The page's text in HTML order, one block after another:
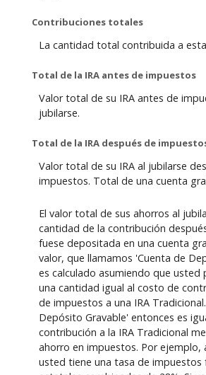
Contribuciones totales
La cantidad total contribuida a
Total de la IRA antes de impuestos
Valor total de su IRA antes de
jubilarse.
Total de la IRA después de
Valor total de su IRA al jubilarse
impuestos. Total de una cuenta
El valor total de sus ahorros al
cantidad de la contribución
fuese depositada en una cuenta
valor, que llamamos 'Cuenta de
es calculado asumiendo que usted
una cantidad igual al costo de
de impuestos a una IRA
Depósito Gravable' entonces es
contribución a la IRA Tradicional
ahorro en impuestos. Por ejemplo,
usted tiene una tasa de impuestos